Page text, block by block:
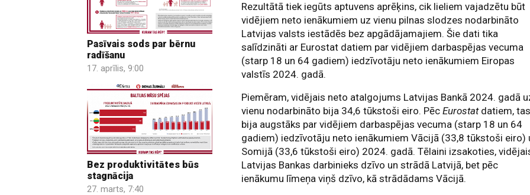
Pasīvais sods par bērnu
radīšanu
17. aprīlis, 9:00
Bez produktivitātes būs
stagnācija
27. marts, 7:40
Rezultātā tiek iegūts aptuvens aprēķins, cik lieliem vajadzētu būt
vidējiem neto ienākumiem uz vienu pilnas slodzes nodarbināto
Latvijas valsts iestādēs bez apgādājamajiem. Šie dati tika
salīdzināti ar Eurostat datiem par vidējiem darbaspējas vecuma
(starp 18 un 64 gadiem) iedzīvotāju neto ienākumiem Eiropas
valstīs 2024. gadā.
Piemēram, vidējais neto atalgojums Latvijas Bankā 2024. gadā
vienu nodarbināto bija 34,6 tūkstoši eiro. PēcEurostat datiem, tas
bija augstāks par vidējiem darbaspējas vecuma (starp 18 un 64
gadiem) iedzīvotāju neto ienākumiem Vācijā (33,8 tūkstoši eiro)
Somijā (33,6 tūkstoši eiro) 2024. gadā. Tēlaini izsakoties,
Latvijas Bankas darbinieks dzīvo un strādā Latvijā, bet pēc
ienākumu līmeņa viņš dzīvo, kā strādādams Vācijā.